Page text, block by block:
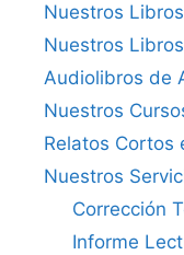
Nuestros
Nuestros
Audiolibros de
Nuestros
Relatos Cortos
Nuestros
Corrección
Informe